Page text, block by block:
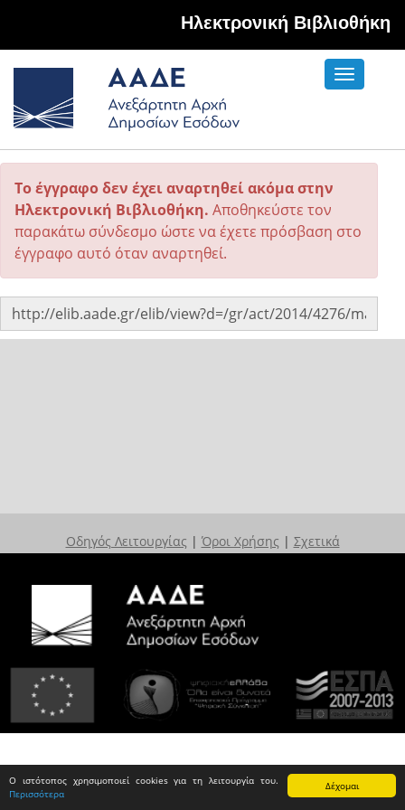
Δέχομαι
Ο ιστότοπος χρησιμοποιεί cookies για τη λειτουργία του.
Περισσότερα
Hλεκτρονική Βιβλιοθήκη
Toggle
Το έγγραφο δεν έχει αναρτηθεί ακόμα στην
Ηλεκτρονική Βιβλιοθήκη. Αποθηκεύστε τον
παρακάτω σύνδεσμο ώστε να έχετε πρόσβαση στο
έγγραφο αυτό όταν αναρτηθεί.
Οδηγός Λειτουργίας | Όροι Χρήσης | Σχετικά